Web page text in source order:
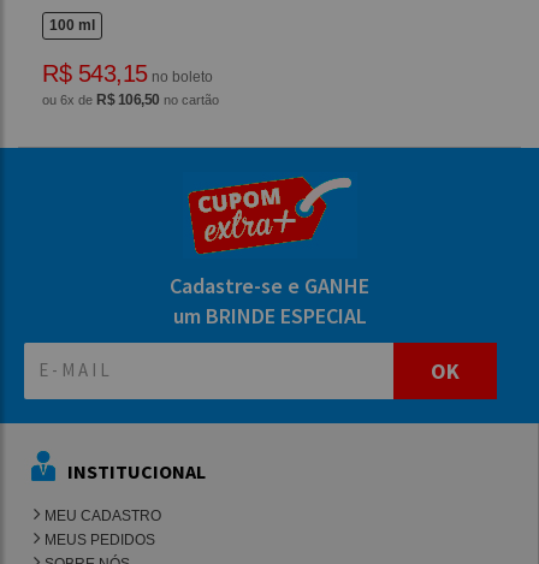
100 ml
R$ 543,15no boleto
ou 6x de R$ 106,50 no cartão
Cadastre-se e GANHE
um BRINDE ESPECIAL
OK
INSTITUCIONAL
MEU CADASTRO
MEUS PEDIDOS